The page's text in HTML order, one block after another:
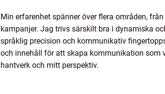
Min erfarenhet spänner över flera områden,
kampanjer. Jag trivs särskilt bra i dynamiska
språklig precision och kommunikativ
och innehåll för att skapa kommunikation som
hantverk och mitt perspektiv.